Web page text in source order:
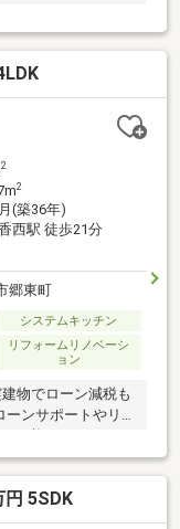
2
2
(築36年)
西駅 徒歩21分
郷東町
システムキッチン
リフォームリノベーシ
ョン
物でローン減税も
ンサポートやリフ
に暮らせます。魅力
ます。掃除の手間
意識したデザイン
す。3口コンロが付
5SDK